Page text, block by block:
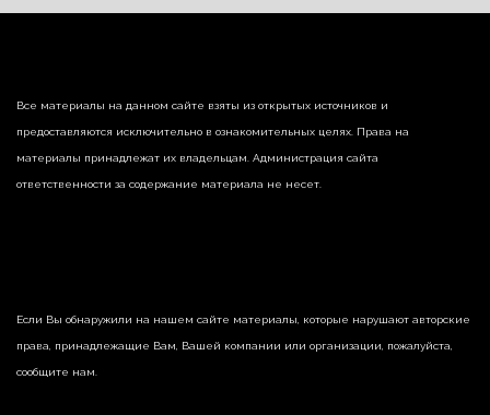
Все материалы на данном сайте взяты из открытых источников и
предоставляются исключительно в ознакомительных целях. Права на
материалы принадлежат их владельцам. Администрация сайта
ответственности за содержание материала не несет.
Если Вы обнаружили на нашем сайте материалы, которые нарушают авторские
права, принадлежащие Вам, Вашей компании или организации, пожалуйста,
сообщите нам.